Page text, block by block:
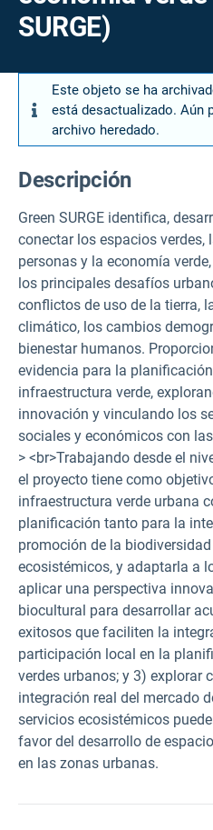
SURGE)
Este objeto se ha
está desactualizado. Aún
archivo heredado.
Descripción
Green SURGE identifica,
conectar los espacios verdes,
personas y la economía
los principales desafíos
conflictos de uso de la tierra,
climático, los cambios
bienestar humanos.
evidencia para la
infraestructura verde,
innovación y vinculando los
sociales y económicos con
> <br>Trabajando desde el
el proyecto tiene como
infraestructura verde urbana
planificación tanto para la
promoción de la
ecosistémicos, y adaptarla a
aplicar una perspectiva
biocultural para desarrollar
exitosos que faciliten la
participación local en la
verdes urbanos; y 3) explorar
integración real del mercado
servicios ecosistémicos
favor del desarrollo de
en las zonas urbanas.